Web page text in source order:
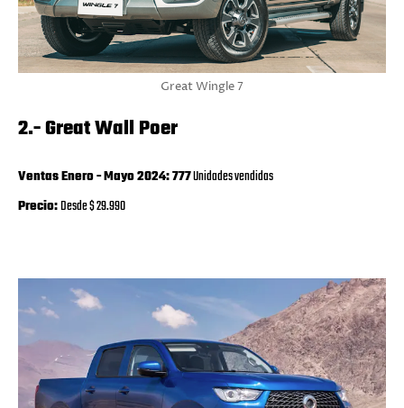
Great Wingle 7
2.- Great Wall Poer
Ventas Enero - Mayo 2024: 777Unidades vendidas
Precio:Desde $ 29.990